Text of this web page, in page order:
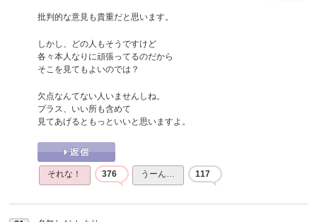
批判的な意見も貴重だと思います。
しかし、どの人もそうですけど
各々本人なりに頑張ってるのだから
そこを見てもよいのでは？
欠点なんてない人いませんしね。
プラス、いい所も含めて
見てあげるともっといいと思いますよ。
それな！ 376 うーん… 117